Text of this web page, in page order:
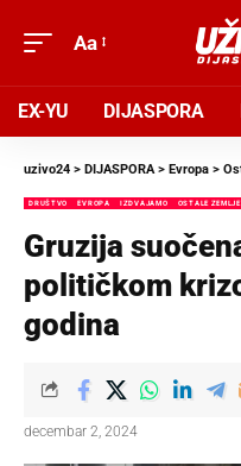
Aa
EX-YU DIJASPORA
uzivo24 > DIJASPORA> Evropa >
DRUŠTVO EVROPA IZDVAJAMO OSTALE
Gruzija
političkom
godina
decembar 2, 2024